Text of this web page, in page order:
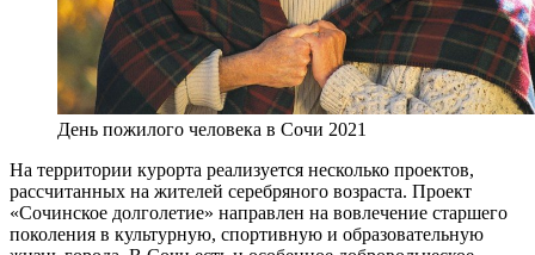
День пожилого человека в Сочи 2021
На территории курорта реализуется несколько проектов,
рассчитанных на жителей серебряного возраста. Проект
«Сочинское долголетие» направлен на вовлечение старшего
поколения в культурную, спортивную и образовательную